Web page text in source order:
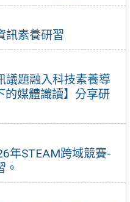
訊素養研習
議題融入科技素養導
的媒體識讀】分享研
年STEAM跨域競賽-
。